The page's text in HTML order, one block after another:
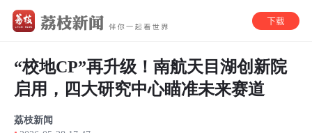
“校地CP”再升级！南航天目湖创新院
启用，四大研究中心瞄准未来赛道
荔枝新闻